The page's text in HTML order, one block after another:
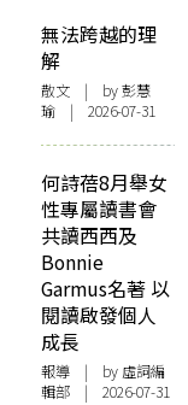
無法跨越的理
解
散文 | by 彭慧
瑜 | 2026-07-31
何詩蓓8月舉女
性專屬讀書會
共讀西西及
Bonnie
Garmus名著 以
閱讀啟發個人
成長
報導 | by 虛詞編
輯部 | 2026-07-31